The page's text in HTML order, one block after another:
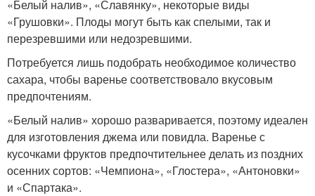
«Белый налив», «Славянку», некоторые виды
«Грушовки». Плоды могут быть как спелыми, так и
перезревшими или недозревшими.
Потребуется лишь подобрать необходимое количество
сахара, чтобы варенье соответствовало вкусовым
предпочтениям.
«Белый налив» хорошо разваривается, поэтому идеален
для изготовления джема или повидла. Варенье с
кусочками фруктов предпочтительнее делать из поздних
осенних сортов: «Чемпиона», «Глостера», «Антоновки»
и «Спартака».